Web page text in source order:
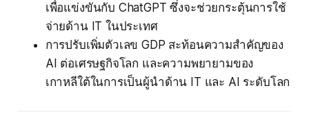
เพื่อแข่งขันกับ ChatGPT ซึ่งจะช่วยกระตุ้นการใช้
จ่ายด้าน IT ในประเทศ
การปรับเพิ่มตัวเลข GDP สะท้อนความสำคัญของ
AI ต่อเศรษฐกิจโลก และความพยายามของ
เกาหลีใต้ในการเป็นผู้นำด้าน IT และ AI ระดับโลก